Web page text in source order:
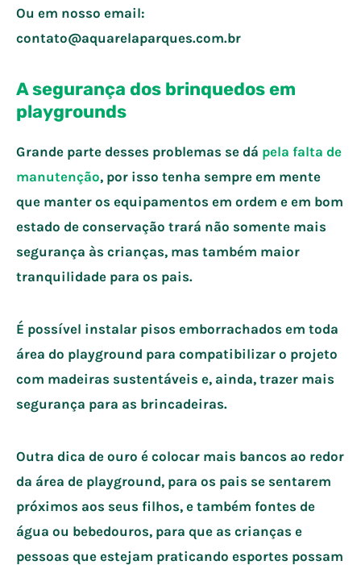
Ou em nosso email:
contato@aquarelaparques.com.br
A segurança dos brinquedos em
playgrounds
Grande parte desses problemas se dá pela falta de
manutenção, por isso tenha sempre em mente
que manter os equipamentos em ordem e em bom
estado de conservação trará não somente mais
segurança às crianças, mas também maior
tranquilidade para os pais.
É possível instalar pisos emborrachados em toda
área do playground para compatibilizar o projeto
com madeiras sustentáveis e, ainda, trazer mais
segurança para as brincadeiras.
Outra dica de ouro é colocar mais bancos ao redor
da área de playground, para os pais se sentarem
próximos aos seus filhos, e também fontes de
água ou bebedouros, para que as crianças e
pessoas que estejam praticando esportes possam